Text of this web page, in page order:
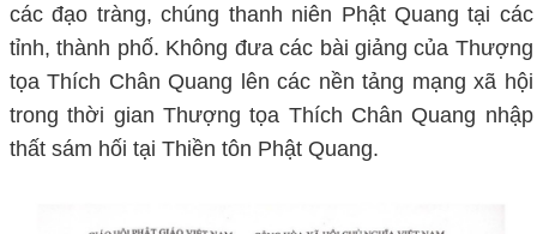
các đạo tràng, chúng thanh niên Phật Quang tại các
tỉnh, thành phố. Không đưa các bài giảng của Thượng
tọa Thích Chân Quang lên các nền tảng mạng xã hội
trong thời gian Thượng tọa Thích Chân Quang nhập
thất sám hối tại Thiền tôn Phật Quang.